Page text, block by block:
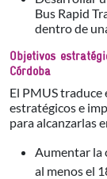
Bus Rapid
dentro de
Objetivos
Córdoba
El PMUS traduce
estratégicos e
para alcanzarlas
Aumentar la
al menos el